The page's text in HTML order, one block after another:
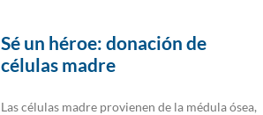
Sé un héroe: donación de
células madre
Las células madre provienen de la médula ósea,